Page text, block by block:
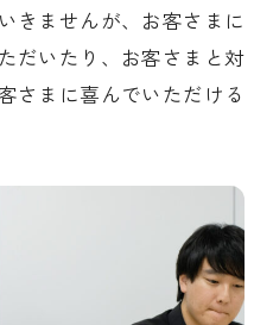
きませんが、お客さまに
だいたり、お客さまと対
さまに喜んでいただける